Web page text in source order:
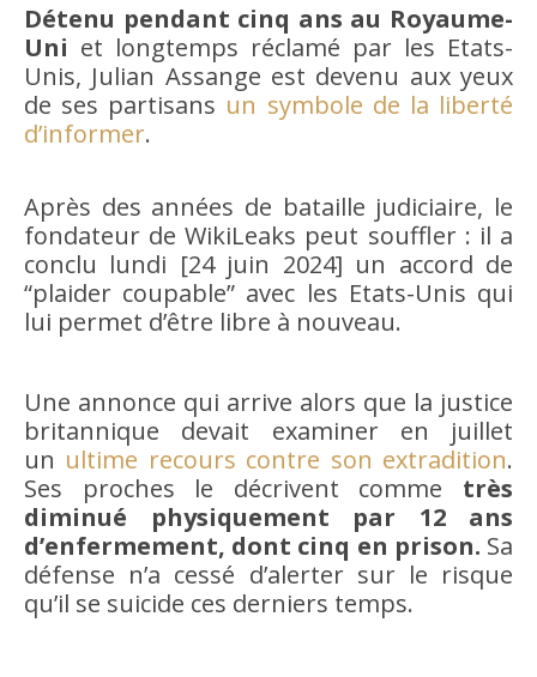
Détenu pendant cinq ans au Royaume-
Uni et longtemps réclamé par les Etats-
Unis, Julian Assange est devenu aux yeux
de ses partisans un symbole de la liberté
d’informer.
Après des années de bataille judiciaire, le
fondateur de WikiLeaks peut souffler : il a
conclu lundi [24 juin 2024] un accord de
“plaider coupable” avec les Etats-Unis qui
lui permet d’être libre à nouveau.
Une annonce qui arrive alors que la justice
britannique devait examiner en juillet
un ultime recours contre son extradition.
Ses proches le décrivent comme très
diminué physiquement par 12 ans
d’enfermement, dont cinq en prison. Sa
défense n’a cessé d’alerter sur le risque
qu’il se suicide ces derniers temps.